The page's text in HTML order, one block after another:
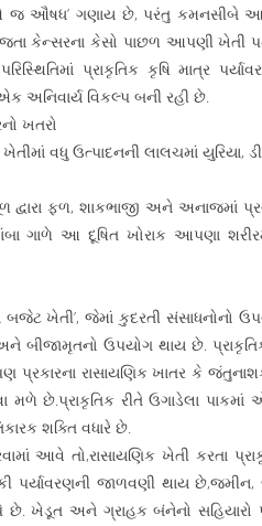
જ ઔષધ’ ગણાય છે, પરંતુ કમનસીબે
કેન્સરના કેસો પાછળ આપણી ખેતી
પ્રાકૃતિક કૃષિ માત્ર
અનિવાર્ય વિકલ્પ બની રહી છે.
ખતરો
વધુ ઉત્પાદનની લાલચમાં
દ્વારા ફળ, શાકભાજી અને અનાજમાં
ગાળે આ દૂષિત ખોરાક આપણા
ખેતી’, જેમાં કુદરતી સંસાધનોનો
બીજામૃતનો ઉપયોગ થાય છે.
પ્રકારના રાસાયણિક ખાતર કે
મળે છે.પ્રાકૃતિક રીતે ઉગાડેલા
શક્તિ વધારે છે.
આવે તો,રાસાયણિક ખેતી કરતા
પર્યાવરણની જાળવણી થાય
છે. ખેડૂત અને ગ્રાહક બંનેનો